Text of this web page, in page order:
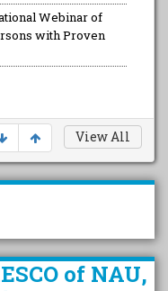
Webinar of
with Proven
View All
of NAU,